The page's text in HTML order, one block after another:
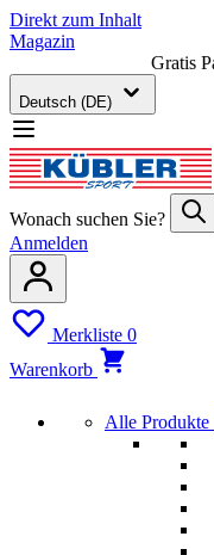
Direkt zum Inhalt
Magazin
Gratis
Deutsch (DE)
Wonach suchen Sie?
Anmelden
Merkliste 0
Warenkorb
Alle Produkte